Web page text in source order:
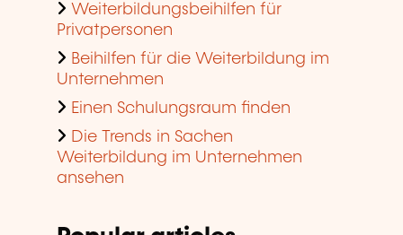
Weiterbildungsbeihilfen für
Privatpersonen
Beihilfen für die Weiterbildung im
Unternehmen
Einen Schulungsraum finden
Die Trends in Sachen
Weiterbildung im Unternehmen
ansehen